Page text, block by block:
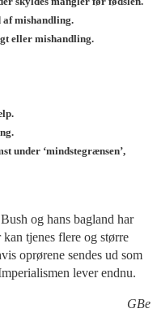
af mishandling.
eller mishandling.
under ‘mindstegrænsen’,
og hans bagland har
tjenes flere og større
oprørene sendes ud som
lever endnu.
GBe